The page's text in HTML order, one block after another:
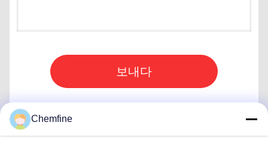
보내다
Chemfine